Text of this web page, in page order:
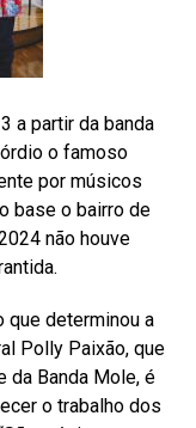
a partir da banda
o famoso
por músicos
base o bairro de
não houve
que determinou a
Polly Paixão, que
da Banda Mole, é
o trabalho dos